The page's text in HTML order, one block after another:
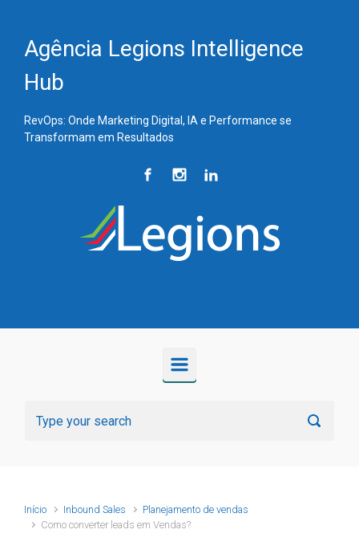
Agência Legions Intelligence
Hub
RevOps: Onde Marketing Digital, IA e Performance se
Transformam em Resultados
Início Inbound Sales
Planejamento de vendas
Como converter leads em Vendas?